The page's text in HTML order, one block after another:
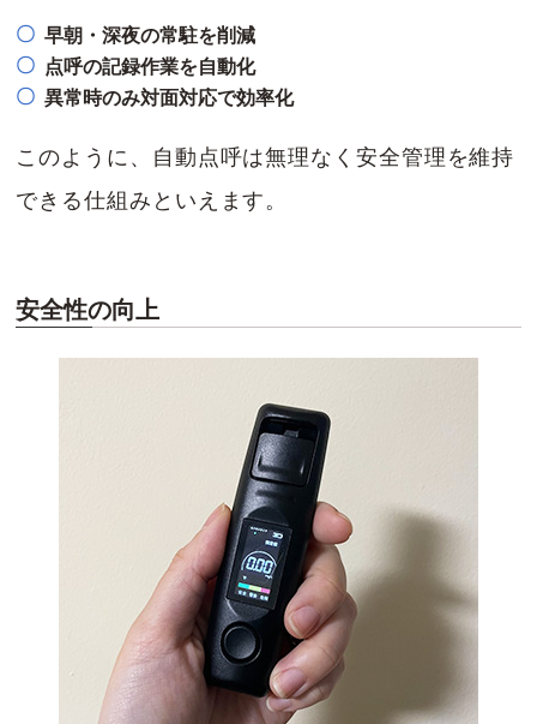
早朝・深夜の常駐を削減
点呼の記録作業を自動化
異常時のみ対面対応で効率化
このように、自動点呼は無理なく安全管理を維持
できる仕組みといえます。
安全性の向上